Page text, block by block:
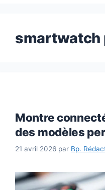
smartwatch
Montre
des modèles
21 avril 2026 par Bp.